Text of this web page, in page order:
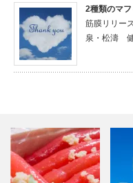
2種類のマ
筋膜リリー
泉・松濤